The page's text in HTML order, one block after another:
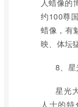
人蜡像的
约100尊
蜡像，有
映、体坛
8、
星光
人士的